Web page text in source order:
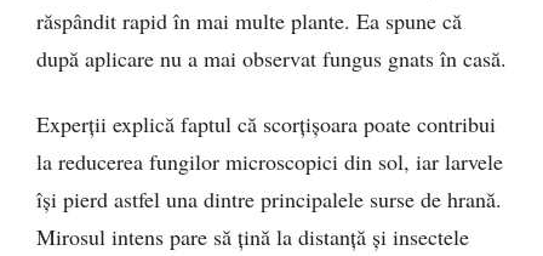
răspândit rapid în mai multe plante. Ea spune că
după aplicare nu a mai observat fungus gnats în casă.
Experții explică faptul că scorțișoara poate contribui
la reducerea fungilor microscopici din sol, iar larvele
își pierd astfel una dintre principalele surse de hrană.
Mirosul intens pare să țină la distanță și insectele